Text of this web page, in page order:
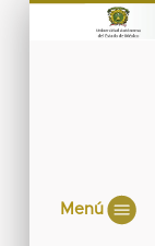
Menú